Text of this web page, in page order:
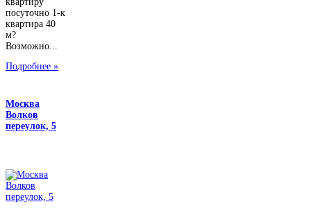
посуточно 1-к
квартира 40
м?
Возможно...
Подробнее »
Москва
Волков
переулок, 5